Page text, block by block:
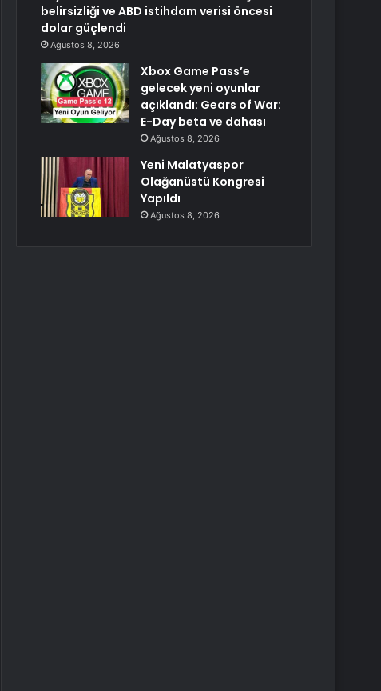
belirsizliği ve ABD istihdam verisi öncesi
dolar güçlendi
Ağustos 8, 2026
Xbox Game Pass’e
gelecek yeni oyunlar
açıklandı: Gears of War:
E-Day beta ve dahası
Ağustos 8, 2026
Yeni Malatyaspor
Olağanüstü Kongresi
Yapıldı
Ağustos 8, 2026